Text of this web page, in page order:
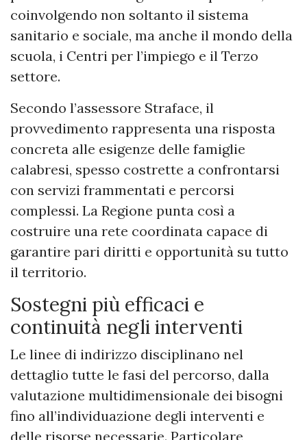
coinvolgendo non soltanto il sistema
sanitario e sociale, ma anche il mondo della
scuola, i Centri per l’impiego e il Terzo
settore.
Secondo l’assessore Straface, il
provvedimento rappresenta una risposta
concreta alle esigenze delle famiglie
calabresi, spesso costrette a confrontarsi
con servizi frammentati e percorsi
complessi. La Regione punta così a
costruire una rete coordinata capace di
garantire pari diritti e opportunità su tutto
il territorio.
Sostegni più efficaci e
continuità negli interventi
Le linee di indirizzo disciplinano nel
dettaglio tutte le fasi del percorso, dalla
valutazione multidimensionale dei bisogni
fino all’individuazione degli interventi e
delle risorse necessarie. Particolare